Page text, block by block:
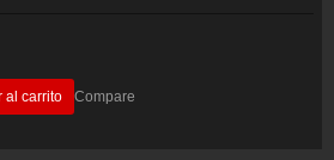
al carrito Compare